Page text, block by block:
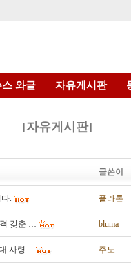
스 와글 자유게시판
[자유게시판]
글쓴이
. 플라톤
갖춘 … bluma
사령… 주노